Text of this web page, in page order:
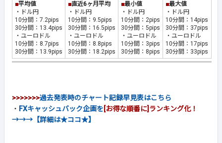
■平均値
・ドル円
10分間：7.2pips
30分間：13.4pips
・ユーロドル
10分間：8.7pips
30分間：13.9pips
■直近6ヶ月平均
・ドル円
10分間：9.5pips
30分間：16.5pips
・ユーロドル
10分間：8.8pips
30分間：18.2pips
■最小値
・ドル円
10分間：2pips
30分間：5pips
・ユーロドル
10分間：3pips
30分間：8pips
■最大値
・ドル円
10分間：14pips
30分間：37pips
・ユーロドル
10分間：17pips
30分間：33pips
>>>>>>>過去発表時のチャート記録早見表はこちら
・ FXキャッシュバック企画を [お得な順番に]ランキング化！
→→→【詳細は★ココ★】